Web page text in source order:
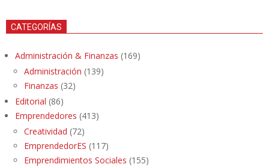
CATEGORÍAS
Administración & Finanzas (169)
Administración (139)
Finanzas (32)
Editorial (86)
Emprendedores (413)
Creatividad (72)
EmprendedorES (117)
Emprendimientos Sociales (155)